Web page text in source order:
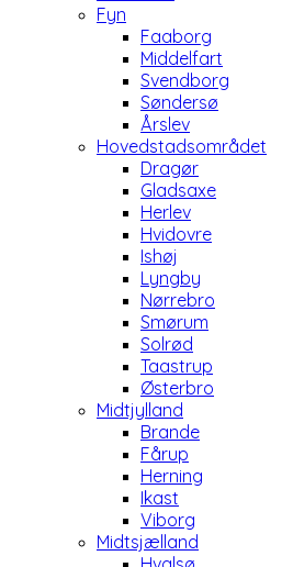
Fyn
Faaborg
Middelfart
Svendborg
Søndersø
Årslev
Hovedstadsområdet
Dragør
Gladsaxe
Herlev
Hvidovre
Ishøj
Lyngby
Nørrebro
Smørum
Solrød
Taastrup
Østerbro
Midtjylland
Brande
Fårup
Herning
Ikast
Viborg
Midtsjælland